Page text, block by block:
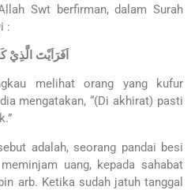
Swt berfirman, dalam Surah
:
اَفَرَاَيْتَ الَّذِيْ
melihat orang yang kufur
mengatakan, “(Di akhirat) pasti
adalah, seorang pandai besi
uang, kepada sahabat
arb. Ketika sudah jatuh tanggal